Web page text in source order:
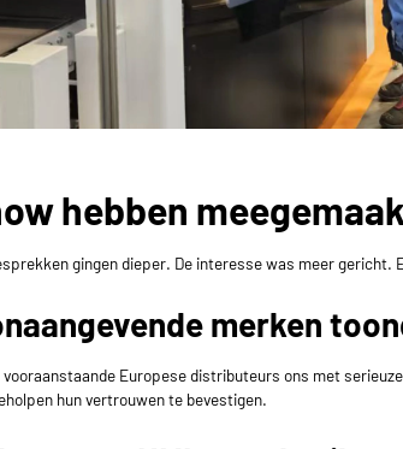
hebben
gingen dieper. De interesse was meer
merken
Europese distributeurs ons met
hun vertrouwen te bevestigen.